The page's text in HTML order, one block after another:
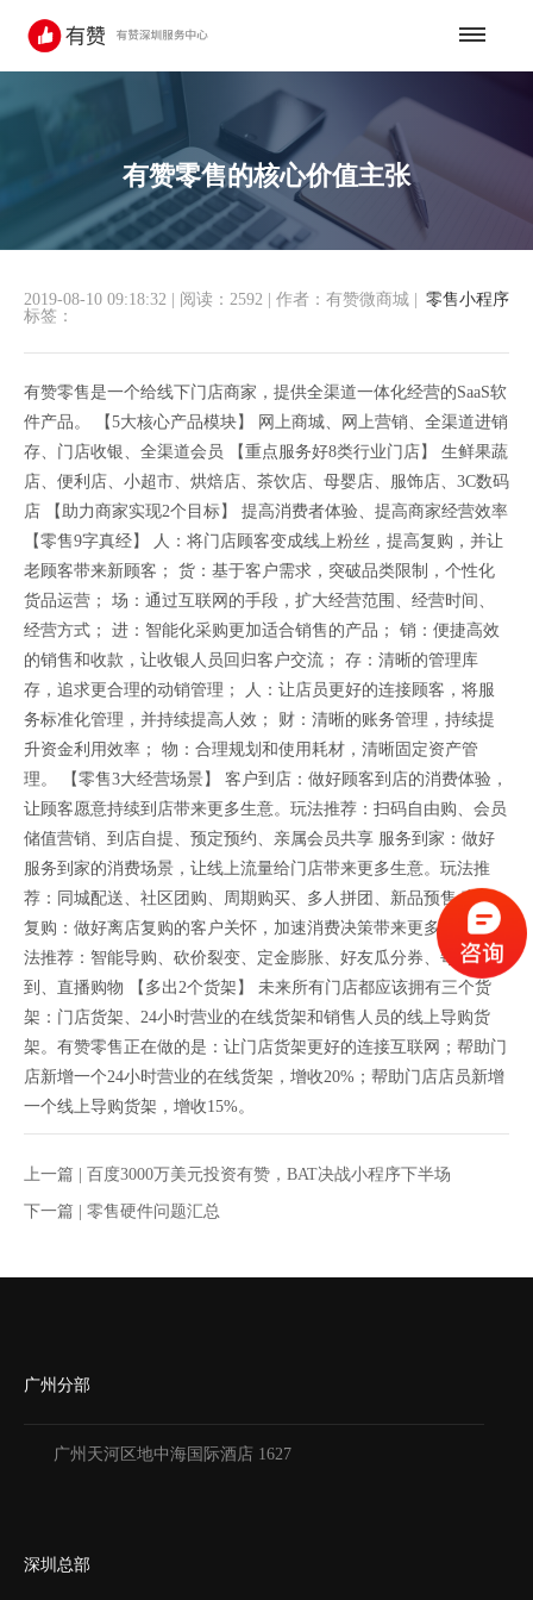
有赞零售的核心价值主张
零售小程序
2019-08-10 09:18:32 阅读：2592 作者：有赞微商城
标签：
有赞零售是一个给线下门店商家，提供全渠道一体化经营的SaaS软
件产品。 【5大核心产品模块】 网上商城、网上营销、全渠道进销
存、门店收银、全渠道会员 【重点服务好8类行业门店】 生鲜果蔬
店、便利店、小超市、烘焙店、茶饮店、母婴店、服饰店、3C数码
店 【助力商家实现2个目标】 提高消费者体验、提高商家经营效率
【零售9字真经】 人：将门店顾客变成线上粉丝，提高复购，并让
老顾客带来新顾客； 货：基于客户需求，突破品类限制，个性化
货品运营； 场：通过互联网的手段，扩大经营范围、经营时间、
经营方式； 进：智能化采购更加适合销售的产品； 销：便捷高效
的销售和收款，让收银人员回归客户交流； 存：清晰的管理库
存，追求更合理的动销管理； 人：让店员更好的连接顾客，将服
务标准化管理，并持续提高人效； 财：清晰的账务管理，持续提
升资金利用效率； 物：合理规划和使用耗材，清晰固定资产管
理。 【零售3大经营场景】 客户到店：做好顾客到店的消费体验，
让顾客愿意持续到店带来更多生意。玩法推荐：扫码自由购、会员
储值营销、到店自提、预定预约、亲属会员共享 服务到家：做好
服务到家的消费场景，让线上流量给门店带来更多生意。玩法推
荐：同城配送、社区团购、周期购买、多人拼团、新品预售 离店
复购：做好离店复购的客户关怀，加速消费决策带来更多生意。玩
法推荐：智能导购、砍价裂变、定金膨胀、好友瓜分券、每日签
到、直播购物 【多出2个货架】 未来所有门店都应该拥有三个货
架：门店货架、24小时营业的在线货架和销售人员的线上导购货
架。有赞零售正在做的是：让门店货架更好的连接互联网；帮助门
店新增一个24小时营业的在线货架，增收20%；帮助门店店员新增
一个线上导购货架，增收15%。
上一篇 | 百度3000万美元投资有赞，BAT决战小程序下半场
下一篇 | 零售硬件问题汇总
广州分部
广州天河区地中海国际酒店 1627
深圳总部